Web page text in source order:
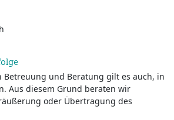
Betreuung und Beratung gilt es auch, in
Aus diesem Grund beraten wir
oder Übertragung des